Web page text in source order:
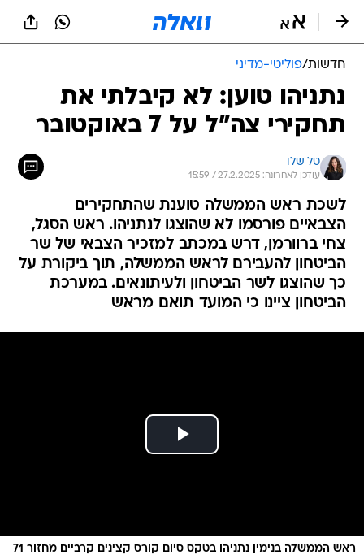
חדשות/פוליטי-מדיני
נתניהו טוען: לא קיבלתי את
תחקירי צה"ל על 7 באוקטובר
טל שלו
עודכן לאחרונה: 27.2.2025 / 15:59
לשכת ראש הממשלה טוענת שהתחקירים
הצבאיים פורסמו לא שהוצגו לנתניהו. ראש הסגל,
צחי ברוורמן, דרש במכתב למזכיר הצבאי של שר
הביטחון להעבירם לראש הממשלה, תוך ביקורת על
כך שהוצגו לשר הביטחון ולעיתונאים. במערכת
הביטחון ציינו כי המועד תואם מראש
ראש הממשלה בנימין נתניהו בטקס סיום קורס קצינים קרביים מחזור 71